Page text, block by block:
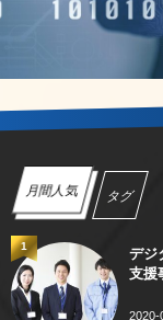
月間人気 タグ
デジ
支援
2020-
1